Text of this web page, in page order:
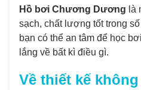
Hồ bơi Chương Dương là
sạch, chất lượng tốt trong
bạn có thể an tâm để học
lắng về bất kì điều gì.
Về thiết kế